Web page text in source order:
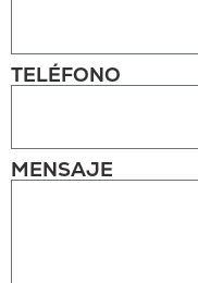
TELÉFONO
MENSAJE